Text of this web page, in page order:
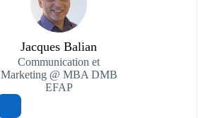
Jacques Balian
Communication et
Marketing @ MBA DMB
EFAP